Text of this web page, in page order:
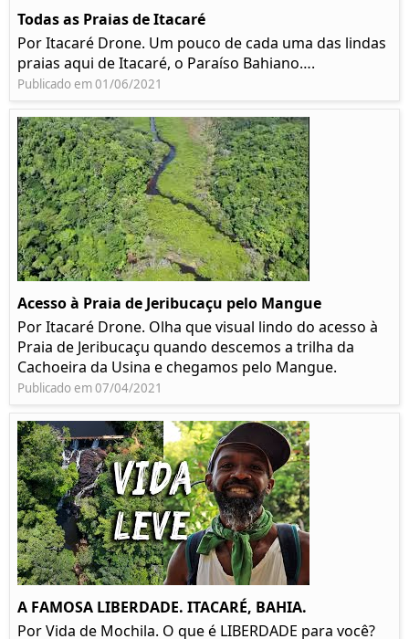
Todas as Praias de Itacaré
Por Itacaré Drone. Um pouco de cada uma das lindas
praias aqui de Itacaré, o Paraíso Bahiano….
Publicado em 01/06/2021
Acesso à Praia de Jeribucaçu pelo Mangue
Por Itacaré Drone. Olha que visual lindo do acesso à
Praia de Jeribucaçu quando descemos a trilha da
Cachoeira da Usina e chegamos pelo Mangue.
Publicado em 07/04/2021
A FAMOSA LIBERDADE. ITACARÉ, BAHIA.
Por Vida de Mochila. O que é LIBERDADE para você?